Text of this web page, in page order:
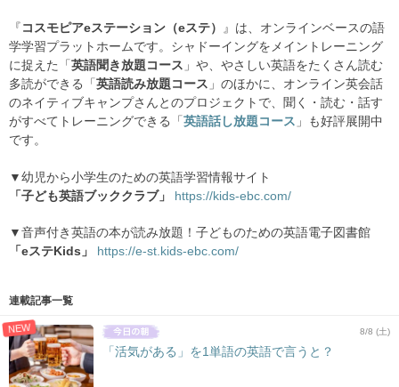
『 コスモピアeステーション（eステ）
』は、オンラインベースの語
学学習プラットホームです。シャドーイングをメイントレーニング
に捉えた「 英語聞き放題コース 」や、やさしい英語をたくさん読む
多読ができる「 英語読み放題コース 」のほかに、オンライン英会話
のネイティブキャンプさんとのプロジェクトで、聞く・読む・話す
がすべてトレーニングできる「 英語話し放題コース 」も好評展開中
です。
▼幼児から小学生のための英語学習情報サイト
「子ども英語ブッククラブ」 https://kids-ebc.com/
▼音声付き英語の本が読み放題！子どものための英語電子図書館
「eステKids」
https://e-st.kids-ebc.com/
連載記事一覧
NEW 8/8 (土)
「活気がある」を1単語の英語で言うと？